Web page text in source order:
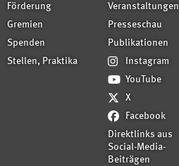
Förderung
Gremien
Spenden
Stellen, Praktika
Veranstaltungen
Presseschau
Publikationen
Instagram
YouTube
X
Facebook
Direktlinks aus
Social-Media-
Beiträgen